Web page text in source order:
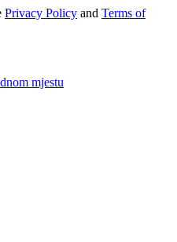
Privacy Policy and Terms of
mjestu